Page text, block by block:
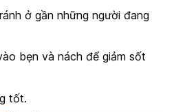
ở gần những người đang
bẹn và nách để giảm sốt
tốt.